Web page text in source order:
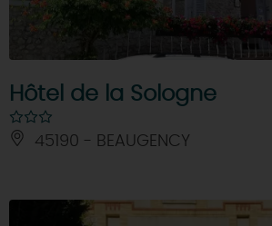
Hôtel de la Sologne
45190 - BEAUGENCY